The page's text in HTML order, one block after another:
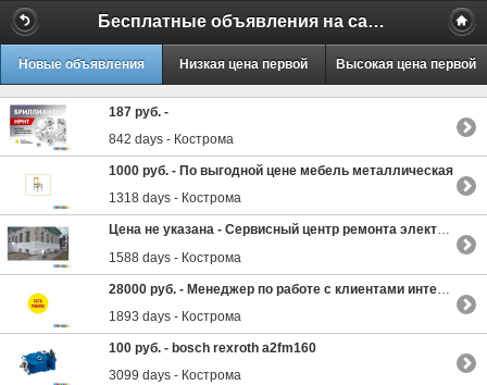
Бесплатные объявления на сайте MILAMO.ru
Новые объявления Низкая цена первой Высокая цена первой
187 руб. -
842 days - Кострома
1000 руб. - По выгодной цене мебель металлическая
1318 days - Кострома
Цена не указана - Сервисный центр ремонта электроники в Костроме
1588 days - Кострома
28000 руб. - Менеджер по работе с клиентами интернет магазина
1893 days - Кострома
100 руб. - bosch rexroth a2fm160
3099 days - Кострома